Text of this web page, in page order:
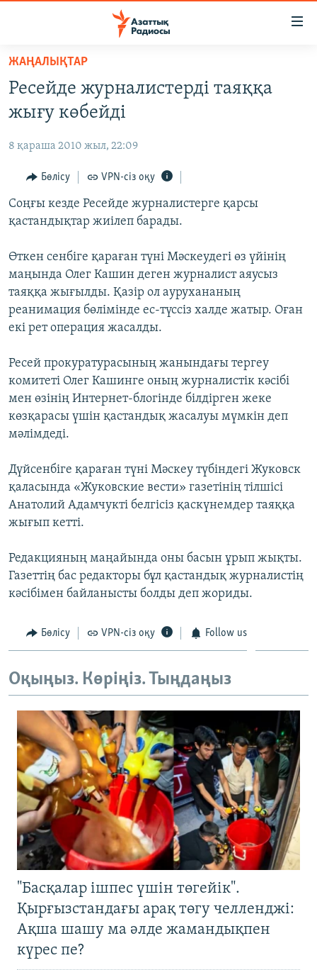
Skip
main
content
to
Navigation
Skip
to
AZATTYQTV
ҚАҢТАР ОҚИҒАСЫ
АДАМ ҚҰҚЫҚТАРЫ
ӘЛЕУМЕТ
ӘЛЕМ
АРНАЙЫ ЖОБАЛАР
Русский
ЖАЗЫЛЫҢЫЗ
Басқа тілдерде
ЖАҢАЛЫҚТАР
Ресейде журналистерді таяққа
жығу көбейді
8 қараша 2010 жыл, 22:09
Бөлісу VPN-сіз оқу
Соңғы кезде Ресейде журналистерге қарсы
қастандықтар жиілеп барады.
Өткен сенбіге қараған түні Мәскеудегі өз үйінің
маңында Олег Кашин деген журналист аяусыз
таяққа жығылды. Қазір ол аурухананың
реанимация бөлімінде ес-түссіз халде жатыр. Оған
екі рет операция жасалды.
Ресей прокуратурасының жанындағы тергеу
комитеті Олег Кашинге оның журналистік кәсібі
мен өзінің Интернет-блогінде білдірген жеке
көзқарасы үшін қастандық жасалуы мүмкін деп
мәлімдеді.
Дүйсенбіге қараған түні Мәскеу түбіндегі Жуковск
қаласында «Жуковские вести» газетінің тілшісі
Анатолий Адамчукті белгісіз қаскүнемдер таяққа
жығып кетті.
Редакцияның маңайында оны басын ұрып жықты.
Газеттің бас редакторы бұл қастандық журналистің
кәсібімен байланысты болды деп жориды.
Бөлісу VPN-сіз оқу Follow us
Оқыңыз. Көріңіз. Тыңдаңыз
"Басқалар ішпес үшін төгейік".
Қырғызстандағы арақ төгу челленджі:
Ақша шашу ма әлде жамандықпен
күрес пе?